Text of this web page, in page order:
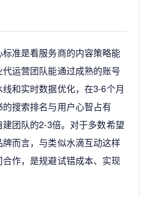
准是看服务商的内容策略能
运营团队能通过成熟的账号
和实时数据优化，在3-6个月
搜索排名与用户心智占有
团队的2-3倍。对于多数希望
而言，与类似水滴互动这样
作，是规避试错成本、实现